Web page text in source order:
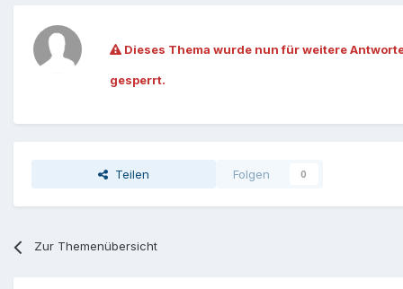
Dieses Thema wurde nun für weitere
gesperrt.
Teilen Folgen 0
Zur Themenübersicht